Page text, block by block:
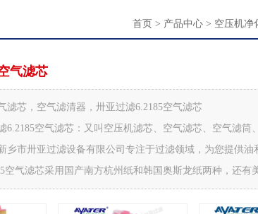
首页 > 产品中心 > 空压机净
气滤芯
滤芯，空气滤清器，卅亚过滤6.2185空气滤芯
6.2185空气滤芯：又叫空压机滤芯、空气滤芯、空气滤筒
乡市卅亚过滤设备有限公司专注于过滤领域，为您提供油
空气滤芯采用国产南方杭州纸和韩国奥斯龙纸两种，还有